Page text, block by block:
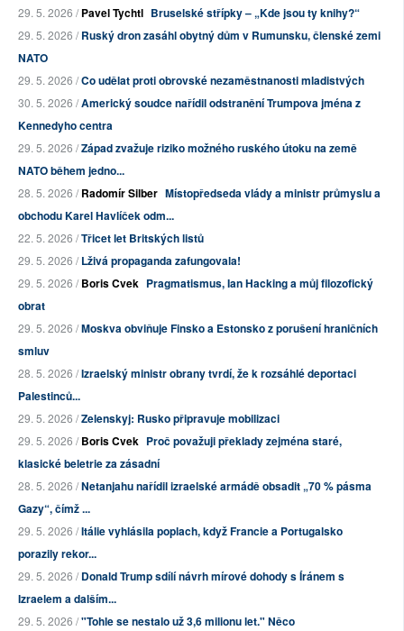
29. 5. 2026 /Pavel Tychtl Bruselské střípky – „Kde jsou ty knihy?“
29. 5. 2026 /Ruský dron zasáhl obytný dům v Rumunsku, členské zemi
NATO
29. 5. 2026 /Co udělat proti obrovské nezaměstnanosti mladistvých
30. 5. 2026 /Americký soudce nařídil odstranění Trumpova jména z
Kennedyho centra
29. 5. 2026 /Západ zvažuje riziko možného ruského útoku na země
NATO během jedno...
28. 5. 2026 /Radomír Silber Místopředseda vlády a ministr průmyslu a
obchodu Karel Havlíček odm...
22. 5. 2026 /Třicet let Britských listů
29. 5. 2026 /Lživá propaganda zafungovala!
29. 5. 2026 /Boris Cvek Pragmatismus, Ian Hacking a můj filozofický
obrat
29. 5. 2026 /Moskva obviňuje Finsko a Estonsko z porušení hraničních
smluv
28. 5. 2026 /Izraelský ministr obrany tvrdí, že k rozsáhlé deportaci
Palestinců...
29. 5. 2026 /Zelenskyj: Rusko připravuje mobilizaci
29. 5. 2026 /Boris Cvek Proč považuji překlady zejména staré,
klasické beletrie za zásadní
28. 5. 2026 /Netanjahu nařídil izraelské armádě obsadit „70 % pásma
Gazy“, čímž ...
29. 5. 2026 /Itálie vyhlásila poplach, když Francie a Portugalsko
porazily rekor...
29. 5. 2026 /Donald Trump sdílí návrh mírové dohody s Íránem s
Izraelem a dalším...
29. 5. 2026 /"Tohle se nestalo už 3,6 milionu let." Něco